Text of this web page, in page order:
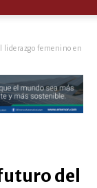
liderazgo femenino en
del